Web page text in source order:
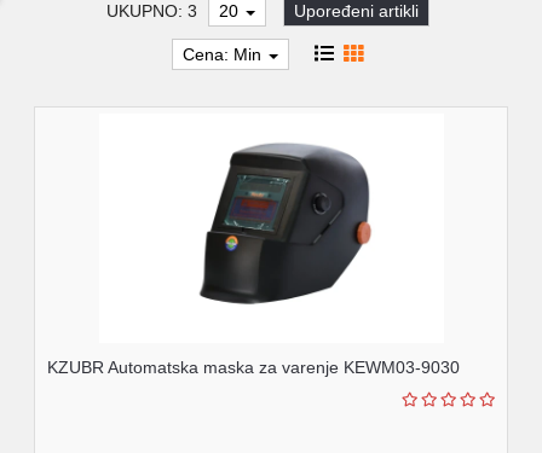
UKUPNO: 3 20 Upoređeni artikli
Cena: Min
KZUBR Automatska maska za varenje KEWM03-9030